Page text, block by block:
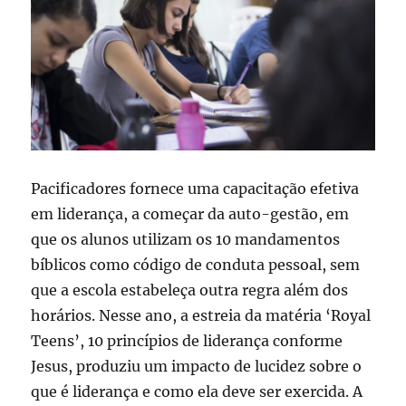
Pacificadores fornece uma capacitação efetiva
em liderança, a começar da auto-gestão, em
que os alunos utilizam os 10 mandamentos
bíblicos como código de conduta pessoal, sem
que a escola estabeleça outra regra além dos
horários. Nesse ano, a estreia da matéria ‘Royal
Teens’, 10 princípios de liderança conforme
Jesus, produziu um impacto de lucidez sobre o
que é liderança e como ela deve ser exercida. A